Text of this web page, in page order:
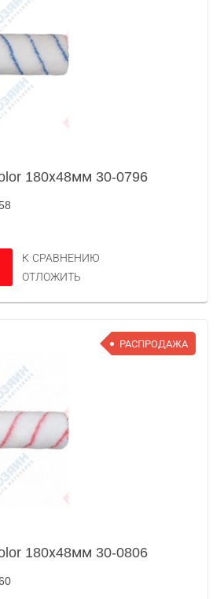
180х48мм 30-0796
К СРАВНЕНИЮ
ОТЛОЖИТЬ
РАСПРОДАЖА
180х48мм 30-0806